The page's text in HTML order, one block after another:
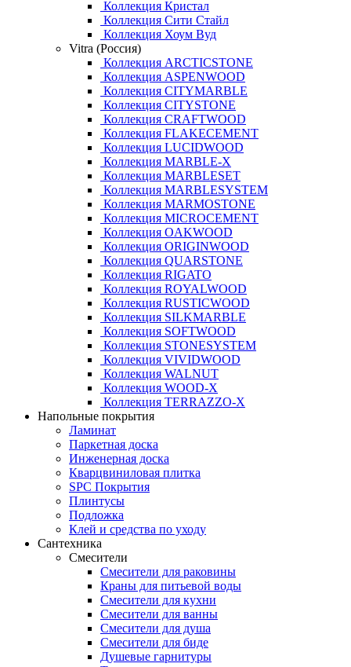
Коллекция Кристал
Коллекция Сити Стайл
Коллекция Хоум Вуд
Vitra (Россия)
Коллекция ARCTICSTONE
Коллекция ASPENWOOD
Коллекция CITYMARBLE
Коллекция CITYSTONE
Коллекция CRAFTWOOD
Коллекция FLAKECEMENT
Коллекция LUCIDWOOD
Коллекция MARBLE-X
Коллекция MARBLESET
Коллекция MARBLESYSTEM
Коллекция MARMOSTONE
Коллекция MICROCEMENT
Коллекция OAKWOOD
Коллекция ORIGINWOOD
Коллекция QUARSTONE
Коллекция RIGATO
Коллекция ROYALWOOD
Коллекция RUSTICWOOD
Коллекция SILKMARBLE
Коллекция SOFTWOOD
Коллекция STONESYSTEM
Коллекция VIVIDWOOD
Коллекция WALNUT
Коллекция WOOD-X
Коллекция ТЕRRАZZO-X
Напольные покрытия
Ламинат
Паркетная доска
Инженерная доска
Кварцвиниловая плитка
SPC Покрытия
Плинтусы
Подложка
Клей и средства по уходу
Сантехника
Смесители
Смесители для раковины
Краны для питьевой воды
Смесители для кухни
Смесители для ванны
Смесители для душа
Смесители для биде
Душевые гарнитуры